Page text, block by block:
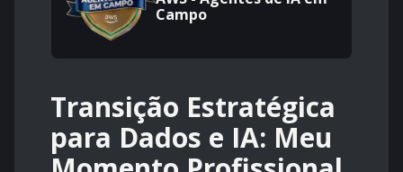
Campo
Transição Estratégica
para Dados e IA: Meu